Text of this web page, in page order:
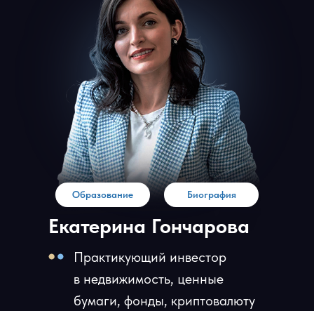
Практикующий инвестор
в недвижимость, ценные
бумаги, фонды, криптовалюту
Образование Биография
Екатерина Гончарова